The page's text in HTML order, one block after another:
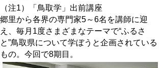
（注1）「鳥取学」出前講座
郷里から各界の専門家5～6名を講師に迎
え、毎月1度さまざまなテーマで“ふるさ
と”鳥取県について学ぼうと企画されている
もの。今回で8期目。